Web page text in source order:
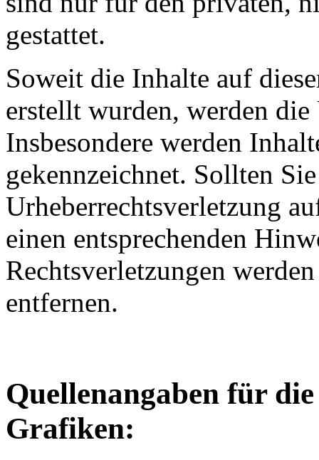
gestattet.
Soweit die Inhalte auf
erstellt wurden, werden
Insbesondere werden
gekennzeichnet. Sollten
Urheberrechtsverletzung
einen entsprechenden
Rechtsverletzungen
entfernen.
Quellenangaben für
Grafiken: